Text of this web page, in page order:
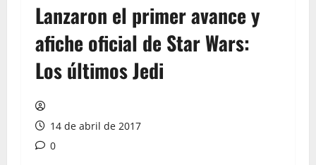
Lanzaron el primer avance y
afiche oficial de Star Wars:
Los últimos Jedi
14 de abril de 2017
0